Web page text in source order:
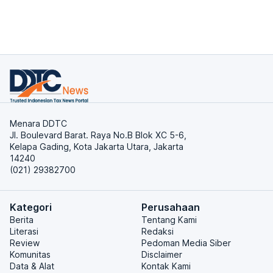
Menara DDTC
Jl. Boulevard Barat. Raya No.B Blok XC 5-6,
Kelapa Gading, Kota Jakarta Utara, Jakarta
14240
(021) 29382700
Kategori
Berita
Literasi
Review
Komunitas
Data & Alat
Perusahaan
Tentang Kami
Redaksi
Pedoman Media Siber
Disclaimer
Kontak Kami